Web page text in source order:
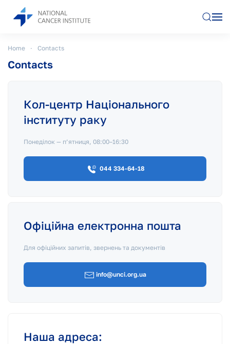
Home Contacts
Contacts
Кол-центр Національного
інституту раку
Понеділок — п’ятниця, 08:00–16:30
044 334-64-18
Офіційна електронна пошта
Для офіційних запитів, звернень та документів
info@unci.org.ua
Наша адреса: